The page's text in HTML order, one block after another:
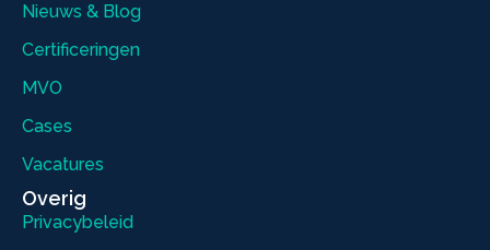
Nieuws & Blog
Certificeringen
MVO
Cases
Vacatures
Overig
Privacybeleid